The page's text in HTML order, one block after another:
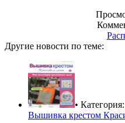
Другие новости по теме:
• Категория:
Вышивка крестом